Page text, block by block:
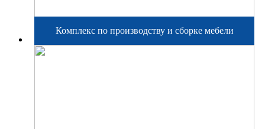
Комплекс по производству и сборке мебели